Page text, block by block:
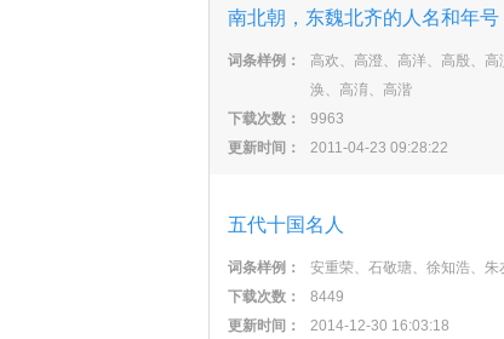
南北朝，东魏北齐的人名和年号
词条样例：
高欢、高澄、高洋、高殷、
涣、高淯、高湝
下载次数：
9963
更新时间：
2011-04-23 09:28:22
五代十国名人
词条样例：
安重荣、石敬瑭、徐知浩、
下载次数：
8449
更新时间：
2014-12-30 16:03:18